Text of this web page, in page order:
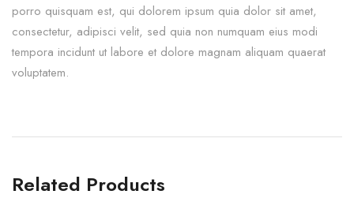
porro quisquam est, qui dolorem ipsum quia dolor sit amet,
consectetur, adipisci velit, sed quia non numquam eius modi
tempora incidunt ut labore et dolore magnam aliquam quaerat
voluptatem.
Related Products